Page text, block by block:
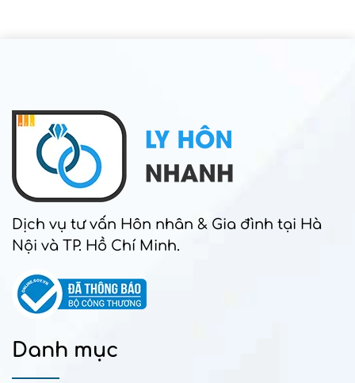
Dịch vụ tư vấn Hôn nhân & Gia đình tại Hà
Nội và TP. Hồ Chí Minh.
Danh mục